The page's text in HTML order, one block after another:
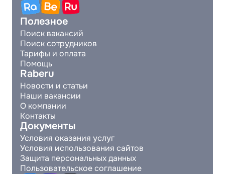
Полезное
Поиск вакансий
Поиск сотрудников
Тарифы и оплата
Помощь
Raberu
Новости и статьи
Наши вакансии
О компании
Контакты
Документы
Условия оказания услуг
Условия использования сайтов
Защита персональных данных
Пользовательское соглашение